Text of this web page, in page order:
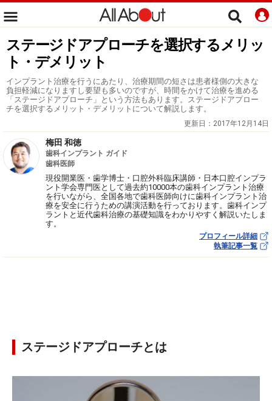
ステージドアプローチを選択するメリッ
ト・デメリット
インプラント治療を行うにあたり、治療期間の短さは患者様側の大きな
負担軽減になりますし要望も多いのですが、時間をかけて治療を進める
「ステージドアプローチ」という方法もあります。ステージドアプロー
チを選択するメリット・デメリットについて解説します。
更新日： 2017年12月14日
梅田 和徳
歯科インプラント ガイド
歯科医師
現役開業医・歯学博士・口腔外科臨床講師・日本口腔インプラ
ント学会専門医として過去約10000本の歯科インプラント治療
を行いながら、全国各地で歯科医師向けに歯科インプラント治
療を安全に行うための講演活動を行っております。歯科インプ
ラントと近代歯科治療の基礎知識をわかりやすく解説いたしま
す。
プロフィール詳細
執筆記事一覧
ステージドアプローチとは